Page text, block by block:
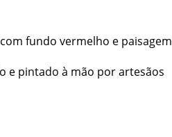
fundo vermelho e paisagem
e pintado à mão por artesãos